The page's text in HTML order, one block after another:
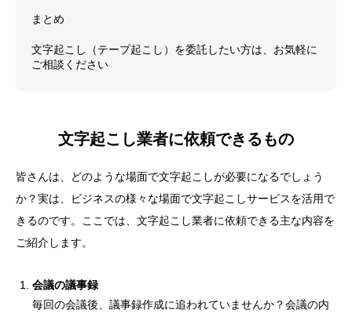
まとめ
文字起こし（テープ起こし）を委託したい方は、お気軽に
ご相談ください
文字起こし業者に依頼できるもの
皆さんは、どのような場面で文字起こしが必要になるでしょう
か？実は、ビジネスの様々な場面で文字起こしサービスを活用で
きるのです。ここでは、文字起こし業者に依頼できる主な内容を
ご紹介します。
会議の議事録
毎回の会議後、議事録作成に追われていませんか？会議の内